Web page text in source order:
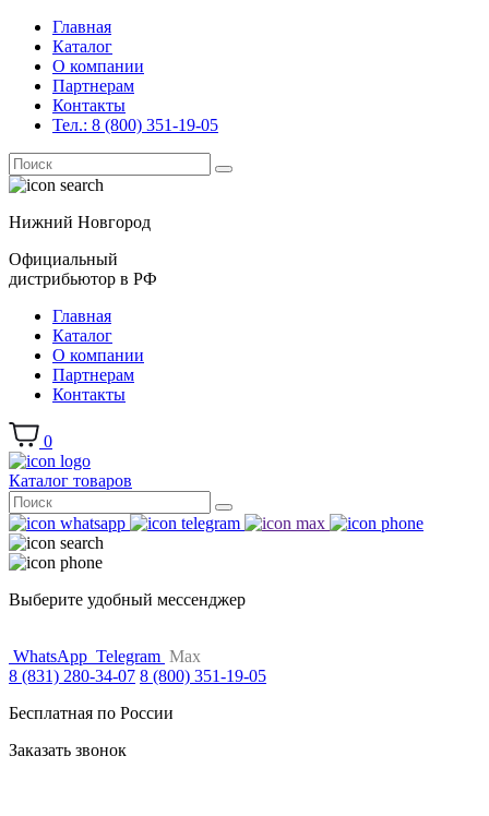
Главная
Каталог
О компании
Партнерам
Контакты
Тел.: 8 (800) 351-19-05
Поиск
for:
Нижний Новгород
Официальный
дистрибьютор в РФ
Главная
Каталог
О компании
Партнерам
Контакты
0
Каталог товаров
Поиск
for:
Выберите удобный мессенджер
WhatsApp Telegram Max
8 (831) 280-34-07 8 (800) 351-19-05
Бесплатная по России
Заказать звонок